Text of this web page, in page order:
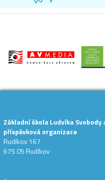
Základní škola Ludvíka
příspěvková organizace
Rudíkov 167
675 05 Rudíkov